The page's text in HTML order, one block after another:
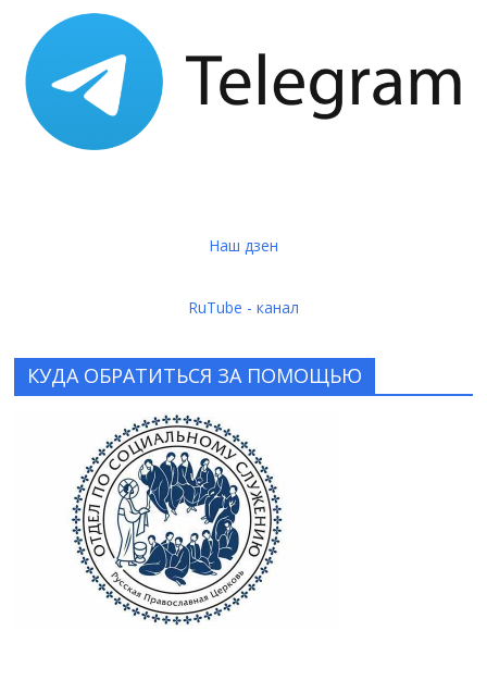
Наш дзен
RuTube - канал
КУДА ОБРАТИТЬСЯ ЗА ПОМОЩЬЮ